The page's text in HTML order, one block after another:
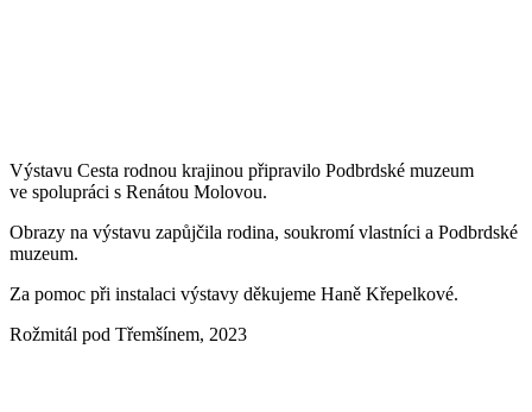
Výstavu Cesta rodnou krajinou připravilo Podbrdské muzeum
ve spolupráci s Renátou Molovou.
Obrazy na výstavu zapůjčila rodina, soukromí vlastníci a Podbrdské
muzeum.
Za pomoc při instalaci výstavy děkujeme Haně Křepelkové.
Rožmitál pod Třemšínem, 2023